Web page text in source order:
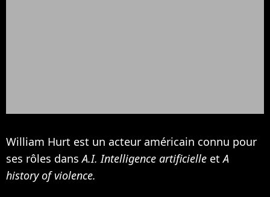
William Hurt est un acteur américain connu pour
ses rôles dansA.I. Intelligence artificielle et A
history of violence.